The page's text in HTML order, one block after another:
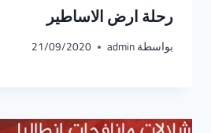
رحلة ارض الاساطير
بواسطةadmin
21/09/2020